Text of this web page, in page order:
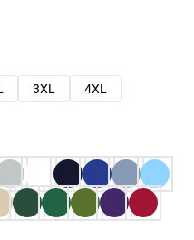
3XL
4XL